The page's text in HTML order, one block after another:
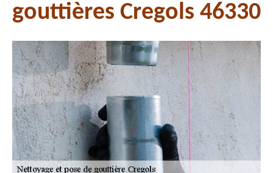
gouttières Cregols 46330